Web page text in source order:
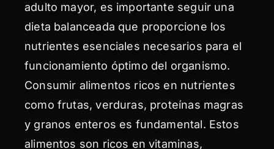
adulto mayor, es importante seguir una
dieta balanceada que proporcione los
nutrientes esenciales necesarios para el
funcionamiento óptimo del organismo.
Consumir alimentos ricos en nutrientes
como frutas, verduras, proteínas magras
y granos enteros es fundamental. Estos
alimentos son ricos en vitaminas,